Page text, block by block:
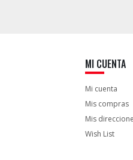
MI CUENTA
Mi cuenta
Mis compras
Mis
Wish List